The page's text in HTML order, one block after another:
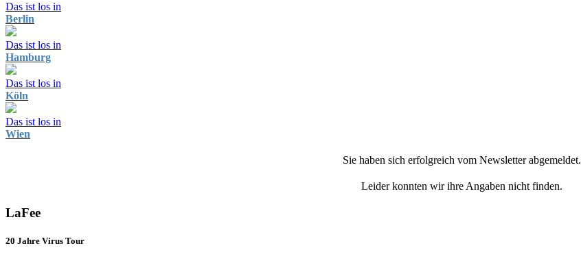
Das ist los in
Berlin
Das ist los in
Hamburg
Das ist los in
Köln
Das ist los in
Wien
Sie haben sich erfolgreich vom Newsletter abgemeldet.
Leider konnten wir ihre Angaben nicht finden.
LaFee
20 Jahre Virus Tour